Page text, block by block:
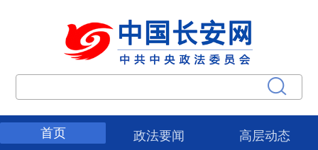
首页 政法要闻
高层动态